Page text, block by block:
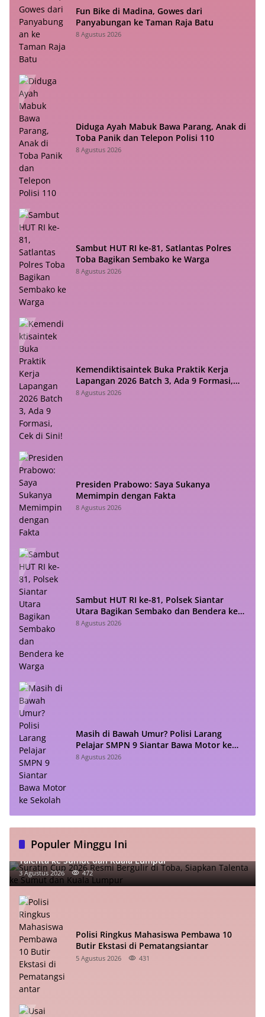
Fun Bike di Madina, Gowes dari
Panyabungan ke Taman Raja Batu
8 Agustus 2026
Diduga Ayah Mabuk Bawa Parang, Anak di
Toba Panik dan Telepon Polisi 110
8 Agustus 2026
Sambut HUT RI ke-81, Satlantas Polres
Toba Bagikan Sembako ke Warga
8 Agustus 2026
Kemendiktisaintek Buka Praktik Kerja
Lapangan 2026 Batch 3, Ada 9 Formasi,
Cek di Sini!
8 Agustus 2026
Presiden Prabowo: Saya Sukanya
Memimpin dengan Fakta
8 Agustus 2026
Sambut HUT RI ke-81, Polsek Siantar
Utara Bagikan Sembako dan Bendera ke
Warga
8 Agustus 2026
Masih di Bawah Umur? Polisi Larang
Pelajar SMPN 9 Siantar Bawa Motor ke
Sekolah
8 Agustus 2026
Populer Minggu Ini
Suratin Cup 2026 Resmi Bergulir di Toba, Siapkan
Talenta ke Sumut dan Kuala Lumpur
3 Agustus 2026 472
Polisi Ringkus Mahasiswa Pembawa 10
Butir Ekstasi di Pematangsiantar
5 Agustus 2026 431